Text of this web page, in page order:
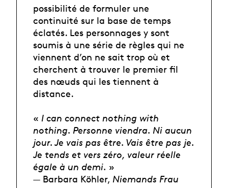
possibilité de formuler une
continuité sur la base de temps
éclatés. Les personnages y sont
soumis à une série de règles qui ne
viennent d’on ne sait trop où et
cherchent à trouver le premier fil
des nœuds qui les tiennent à
distance.
« I can connect nothing with
nothing. Personne viendra. Ni aucun
jour. Je vais pas être. Vais être pas je.
Je tends et vers zéro, valeur réelle
égale à un demi. »
— Barbara Köhler, Niemands Frau